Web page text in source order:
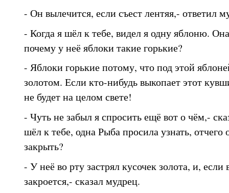
- Он вылечится, если съест лентяя,- ответил
- Когда я шёл к тебе, видел я одну яблоню.
почему у неё яблоки такие горькие?
- Яблоки горькие потому, что под этой
золотом. Если кто-нибудь выкопает этот
не будет на целом свете!
- Чуть не забыл я спросить ещё вот о чём,-
шёл к тебе, одна Рыба просила узнать,
закрыть?
- У неё во рту застрял кусочек золота, и, если
закроется,- сказал мудрец.